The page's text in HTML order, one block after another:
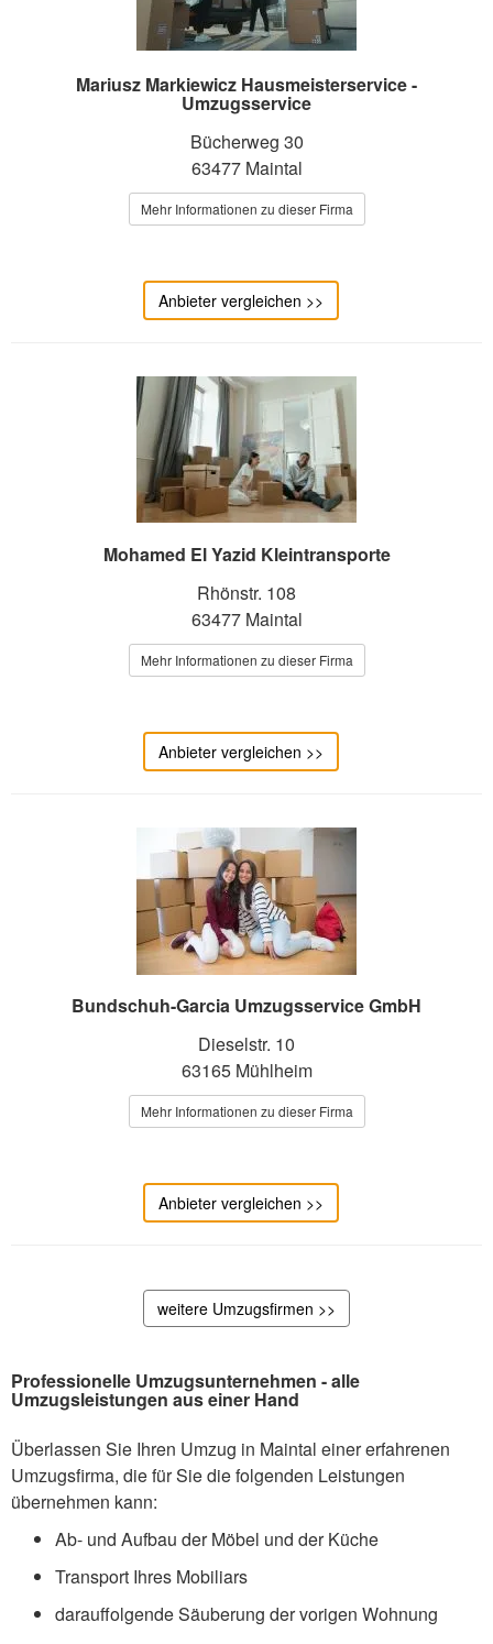
Mariusz Markiewicz Hausmeisterservice -
Umzugsservice
Bücherweg 30
63477 Maintal
Mehr Informationen zu dieser Firma
Anbieter vergleichen >>
Mohamed El Yazid Kleintransporte
Rhönstr. 108
63477 Maintal
Mehr Informationen zu dieser Firma
Anbieter vergleichen >>
Bundschuh-Garcia Umzugsservice GmbH
Dieselstr. 10
63165 Mühlheim
Mehr Informationen zu dieser Firma
Anbieter vergleichen >>
weitere Umzugsfirmen >>
Professionelle Umzugsunternehmen - alle
Umzugsleistungen aus einer Hand
Überlassen Sie Ihren Umzug in Maintal einer erfahrenen
Umzugsfirma, die für Sie die folgenden Leistungen
übernehmen kann:
Ab- und Aufbau der Möbel und der Küche
Transport Ihres Mobiliars
darauffolgende Säuberung der vorigen Wohnung